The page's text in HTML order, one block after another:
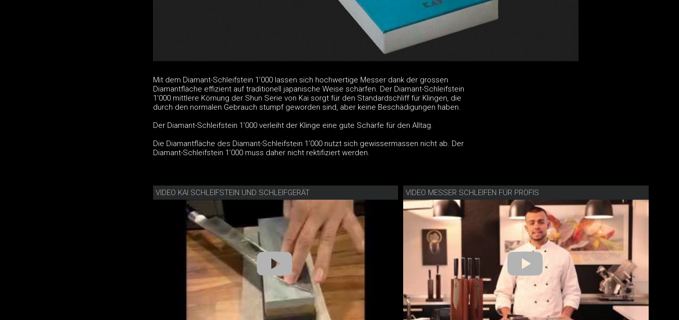
Mit dem Diamant-Schleifstein 1’000 lassen sich hochwertige Messer dank der grossen
Diamantfläche effizient auf traditionell japanische Weise schärfen. Der Diamant-Schleifstein
1'000 mittlere Körnung der Shun Serie von Kai sorgt für den Standardschliff für Klingen, die
durch den normalen Gebrauch stumpf geworden sind, aber keine Beschädigungen haben.
Der Diamant-Schleifstein 1’000 verleiht der Klinge eine gute Schärfe für den Alltag.
Die Diamantfläche des Diamant-Schleifstein 1’000 nutzt sich gewissermassen nicht ab. Der
Diamant-Schleifstein 1’000 muss daher nicht rektifiziert werden.
VIDEO KAI SCHLEIFSTEIN UND SCHLEIFGERÄT VIDEO MESSER SCHLEIFEN FÜR PROFIS